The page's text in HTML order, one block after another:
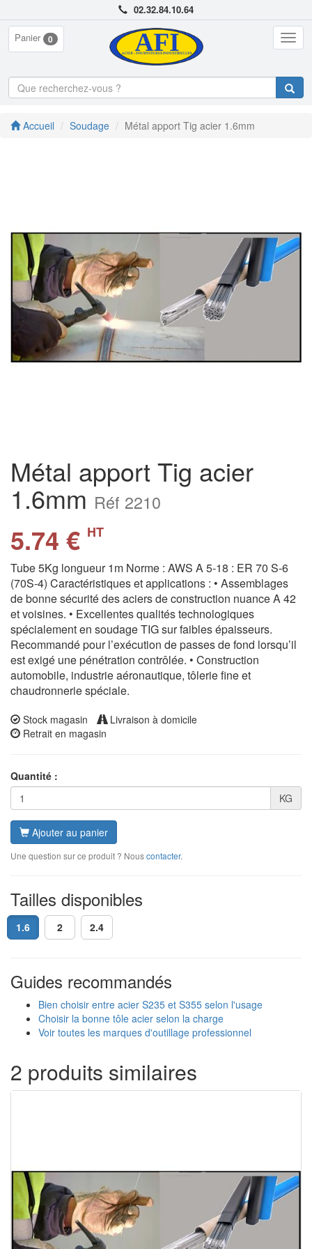
02.32.84.10.64
Panier 0
Accueil Soudage Métal apport Tig acier 1.6mm
Métal apport Tig acier
1.6mm Réf 2210
5.74 € HT
Tube 5Kg longueur 1m Norme : AWS A 5-18 : ER 70 S-6
(70S-4) Caractéristiques et applications : • Assemblages
de bonne sécurité des aciers de construction nuance A 42
et voisines. • Excellentes qualités technologiques
spécialement en soudage TIG sur faibles épaisseurs.
Recommandé pour l’exécution de passes de fond lorsqu’il
est exigé une pénétration contrôlée. • Construction
automobile, industrie aéronautique, tôlerie fine et
chaudronnerie spéciale.
Stock magasin
Livraison à domicile
Retrait en magasin
Quantité :
KG
Ajouter au panier
Une question sur ce produit ? Nouscontacter.
Tailles disponibles
1.6 2 2.4
Guides recommandés
Bien choisir entre acier S235 et S355 selon l'usage
Choisir la bonne tôle acier selon la charge
Voir toutes les marques d'outillage professionnel
2 produits similaires